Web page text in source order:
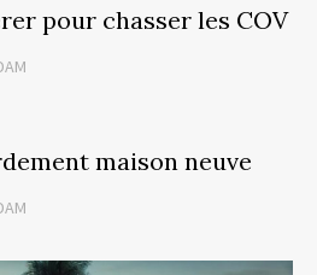
pour chasser les COV
maison neuve